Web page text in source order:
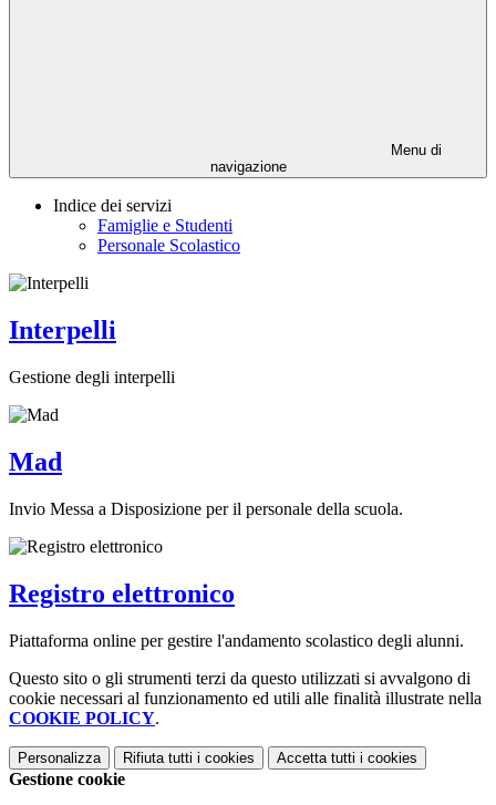
Menu di
navigazione
Indice dei servizi
Famiglie e Studenti
Personale Scolastico
Interpelli
Gestione degli interpelli
Mad
Invio Messa a Disposizione per il personale della scuola.
Registro elettronico
Piattaforma online per gestire l'andamento scolastico degli alunni.
Questo sito o gli strumenti terzi da questo utilizzati si avvalgono di
cookie necessari al funzionamento ed utili alle finalità illustrate nella
COOKIE POLICY.
Personalizza Rifiuta tutti i cookies Accetta tutti i cookies
Gestione cookie